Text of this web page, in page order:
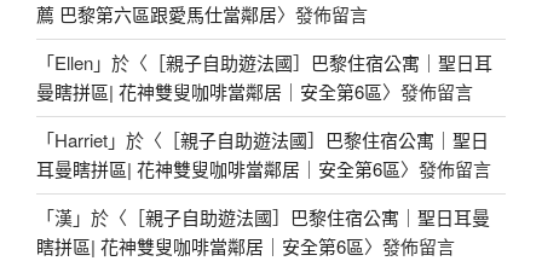
薦 巴黎第六區跟愛馬仕當鄰居〉發佈留言
「Ellen」於〈 ［親子自助遊法國］巴黎住宿公寓｜聖日耳
曼瞎拼區| 花神雙叟咖啡當鄰居｜安全第6區〉發佈留言
「Harriet」於〈 ［親子自助遊法國］巴黎住宿公寓｜聖日
耳曼瞎拼區| 花神雙叟咖啡當鄰居｜安全第6區〉發佈留言
「漢」於〈 ［親子自助遊法國］巴黎住宿公寓｜聖日耳曼
瞎拼區| 花神雙叟咖啡當鄰居｜安全第6區〉發佈留言